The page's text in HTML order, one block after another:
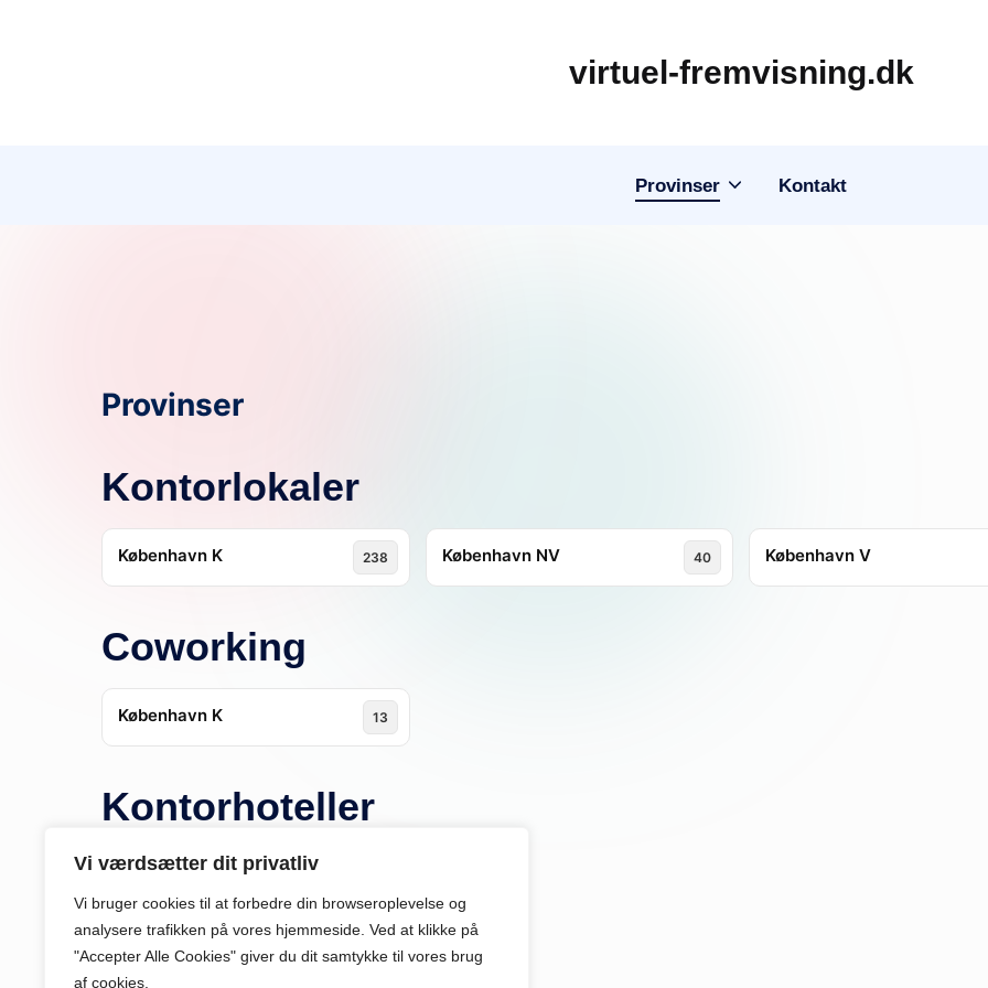
Vi værdsætter dit privatliv
Vi bruger cookies til at forbedre din browseroplevelse og
analysere trafikken på vores hjemmeside Ved at klikke på
"Accepter Alle Cookies" giver du dit samtykke til vores brug
af cookies.
virtuel-fremvisning.dk
Provinser Kontakt
Provinser
Kontorlokaler
København K 238 København NV 40 København V
Coworking
København K 13
Kontorhoteller
Aarhus C